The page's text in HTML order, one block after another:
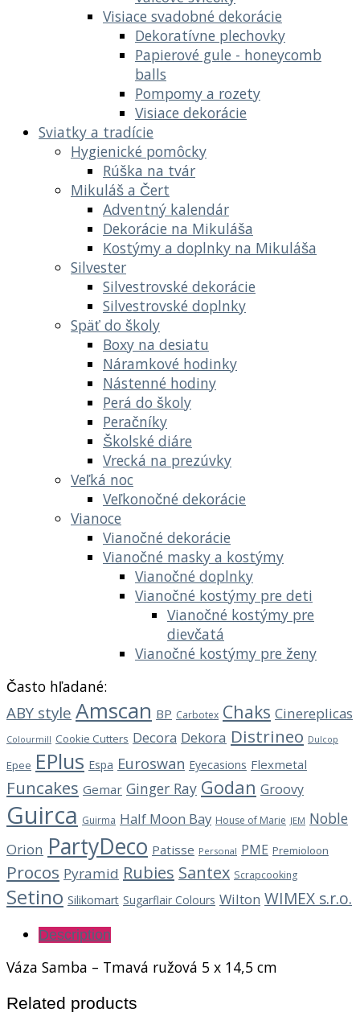
Visiace svadobné dekorácie
Dekoratívne plechovky
Papierové gule - honeycomb
balls
Pompomy a rozety
Visiace dekorácie
Sviatky a tradície
Hygienické pomôcky
Rúška na tvár
Mikuláš a Čert
Adventný kalendár
Dekorácie na Mikuláša
Kostýmy a doplnky na Mikuláša
Silvester
Silvestrovské dekorácie
Silvestrovské doplnky
Späť do školy
Boxy na desiatu
Náramkové hodinky
Nástenné hodiny
Perá do školy
Peračníky
Školské diáre
Vrecká na prezúvky
Veľká noc
Veľkonočné dekorácie
Vianoce
Vianočné dekorácie
Vianočné masky a kostýmy
Vianočné doplnky
Vianočné kostýmy pre deti
Vianočné kostýmy pre
dievčatá
Vianočné kostýmy pre ženy
Často hľadané:
ABY style Amscan BP Carbotex Chaks Cinereplicas
Colourmill Cookie Cutters Decora Dekora Distrineo Dulcop
Epee EPlus Espa Euroswan Eyecasions Flexmetal
Funcakes Gemar Ginger Ray Godan Groovy
Guirca Guirma Half Moon Bay House of Marie JEM Noble
Orion PartyDeco Patisse Personal PME Premioloon
Procos Pyramid Rubies Santex Scrapcooking
Setino Silikomart Sugarflair Colours Wilton WIMEX s.r.o.
Description
Váza Samba – Tmavá ružová 5 x 14,5 cm
Related products